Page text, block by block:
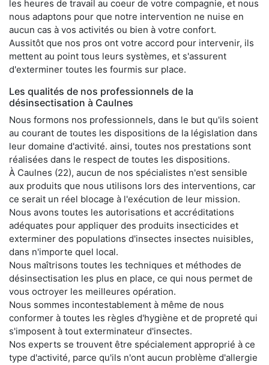
les heures de travail au coeur de votre compagnie, et nous
nous adaptons pour que notre intervention ne nuise en
aucun cas à vos activités ou bien à votre confort.
Aussitôt que nos pros ont votre accord pour intervenir, ils
mettent au point tous leurs systèmes, et s'assurent
d'exterminer toutes les fourmis sur place.
Les qualités de nos professionnels de la
désinsectisation à Caulnes
Nous formons nos professionnels, dans le but qu'ils soient
au courant de toutes les dispositions de la législation dans
leur domaine d'activité. ainsi, toutes nos prestations sont
réalisées dans le respect de toutes les dispositions.
À Caulnes (22), aucun de nos spécialistes n'est sensible
aux produits que nous utilisons lors des interventions, car
ce serait un réel blocage à l'exécution de leur mission.
Nous avons toutes les autorisations et accréditations
adéquates pour appliquer des produits insecticides et
exterminer des populations d'insectes insectes nuisibles,
dans n'importe quel local.
Nous maîtrisons toutes les techniques et méthodes de
désinsectisation les plus en place, ce qui nous permet de
vous octroyer les meilleures opération.
Nous sommes incontestablement à même de nous
conformer à toutes les règles d'hygiène et de propreté qui
s'imposent à tout exterminateur d'insectes.
Nos experts se trouvent être spécialement approprié à ce
type d'activité, parce qu'ils n'ont aucun problème d'allergie